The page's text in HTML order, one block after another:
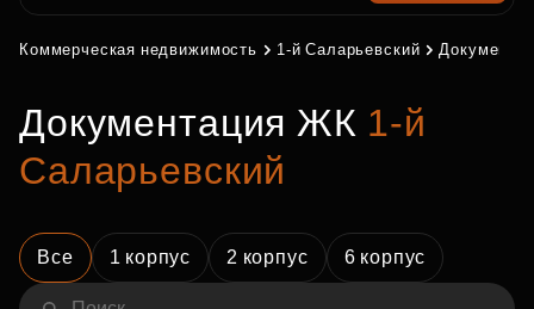
Коммерческая недвижимость 1-й Саларьевский
Документация ЖК 1-й
Саларьевский
Все 1 корпус 2 корпус 6 корпус